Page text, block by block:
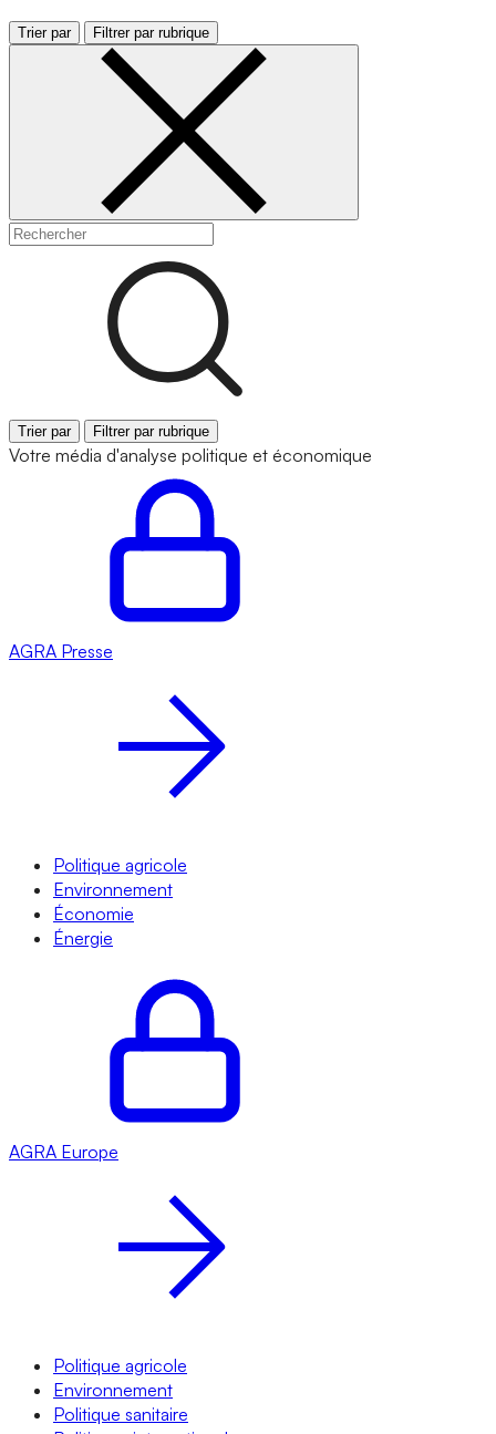
Trier par Filtrer par rubrique
Trier par Filtrer par rubrique
Votre média d'analyse politique et économique
AGRA Presse
Politique agricole
Environnement
Économie
Énergie
AGRA Europe
Politique agricole
Environnement
Politique sanitaire